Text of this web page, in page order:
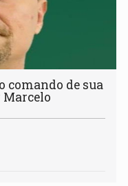
comando de sua